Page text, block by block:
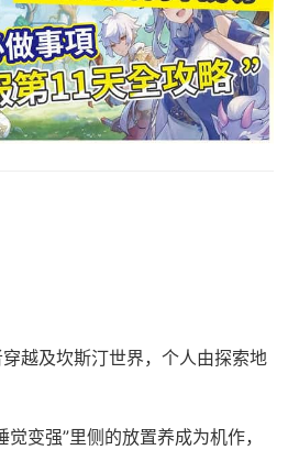
越及坎斯汀世界，个人由探索地
变强”里侧的放置养成为机作，